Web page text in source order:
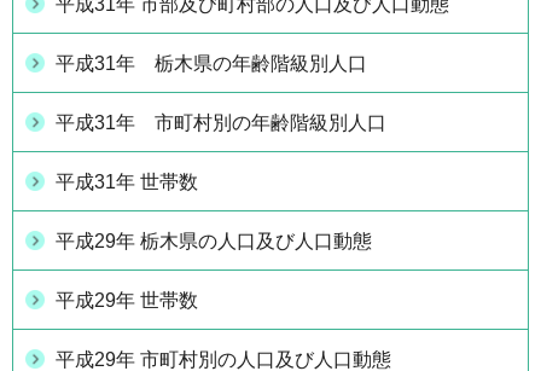
平成31年 市部及び町村部の人口及び人口動態
平成31年 栃木県の年齢階級別人口
平成31年 市町村別の年齢階級別人口
平成31年 世帯数
平成29年 栃木県の人口及び人口動態
平成29年 世帯数
平成29年 市町村別の人口及び人口動態